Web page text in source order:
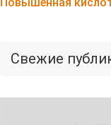
Свежие